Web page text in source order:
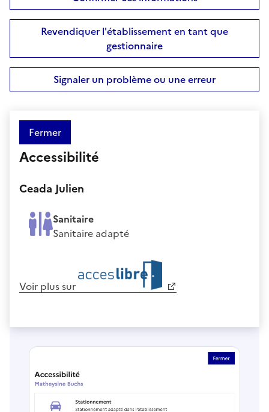
Revendiquer l'établissement en tant que
gestionnaire
Signaler un problème ou une erreur
Fermer
Accessibilité
Ceada Julien
Sanitaire
Sanitaire adapté
Voir plus sur